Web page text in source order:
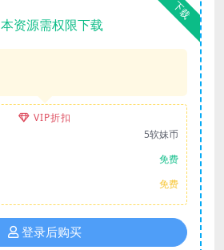
下载
本资源需权限下载
VIP折扣
5软妹币
免费
免费
登录后购买